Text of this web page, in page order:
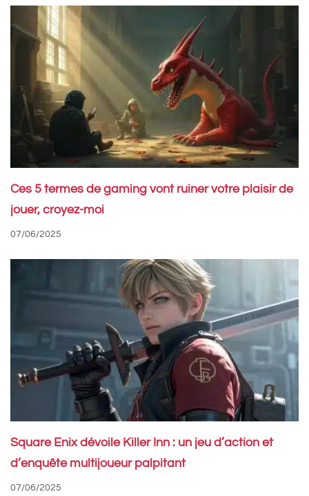
Ces 5 termes de gaming vont ruiner votre plaisir de
jouer, croyez-moi
07/06/2025
Square Enix dévoile Killer Inn : un jeu d’action et
d’enquête multijoueur palpitant
07/06/2025